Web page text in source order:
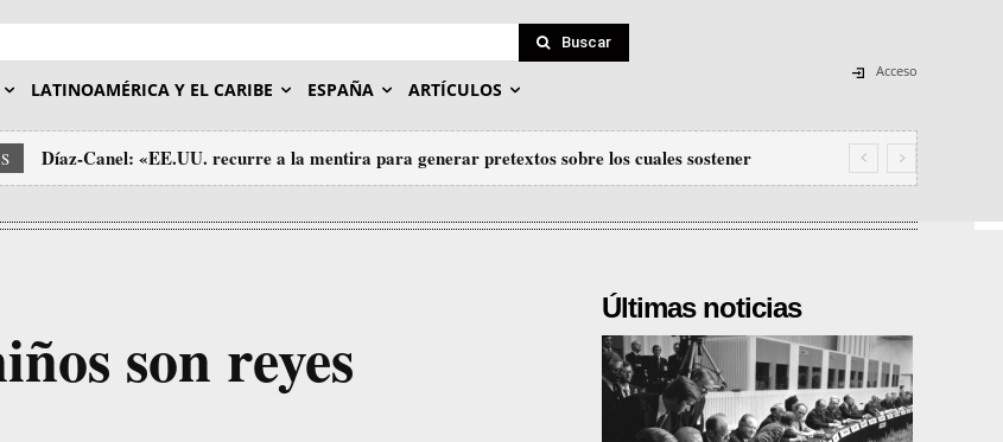
Buscar
LATINOAMÉRICA Y EL CARIBE ESPAÑA ARTÍCULOS
Acceso
Díaz-Canel: «EE.UU. recurre a la mentira para generar pretextos sobre los cuales sostener
sus agresiones contra Cuba»
son reyes
Últimas noticias